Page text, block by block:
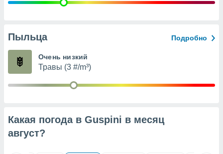
Пыльца Подробно
Очень низкий
Травы (3 #/m³)
Какая погода в Guspini в месяц
август?